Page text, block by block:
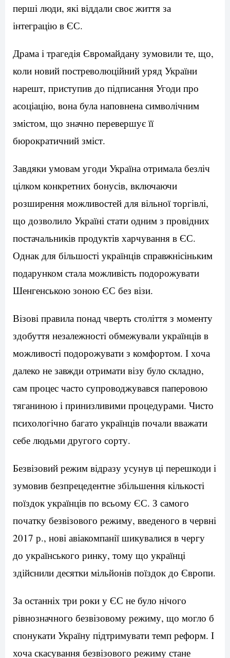
перші люди, які віддали своє життя за
інтеграцію в ЄС.
Драма і трагедія Євромайдану зумовили те, що,
коли новий постреволюційний уряд України
нарешт, приступив до підписання Угоди про
асоціацію, вона була наповнена символічним
змістом, що значно перевершує її
бюрократичний зміст.
Завдяки умовам угоди Україна отримала безліч
цілком конкретних бонусів, включаючи
розширення можливостей для вільної торгівлі,
що дозволило Україні стати одним з провідних
постачальників продуктів харчування в ЄС.
Однак для більшості українців справжнісіньким
подарунком стала можливість подорожувати
Шенгенською зоною ЄС без візи.
Візові правила понад чверть століття з моменту
здобуття незалежності обмежували українців в
можливості подорожувати з комфортом. І хоча
далеко не завжди отримати візу було складно,
сам процес часто супроводжувався паперовою
тяганиною і принизливими процедурами. Чисто
психологічно багато українців почали вважати
себе людьми другого сорту.
Безвізовий режим відразу усунув ці перешкоди і
зумовив безпрецедентне збільшення кількості
поїздок українців по всьому ЄС. З самого
початку безвізового режиму, введеного в червні
2017 р., нові авіакомпанії шикувалися в чергу
до українського ринку, тому що українці
здійснили десятки мільйонів поїздок до Європи.
За останніх три роки у ЄС не було нічого
рівнозначного безвізовому режиму, що могло б
спонукати Україну підтримувати темп реформ. І
хоча скасування безвізового режиму стане